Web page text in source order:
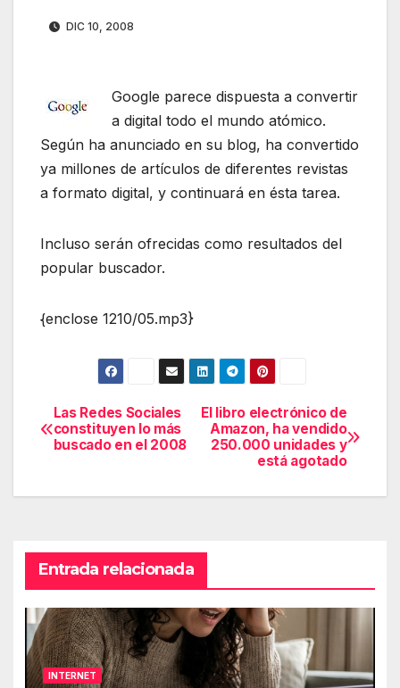
DIC 10, 2008
Google parece dispuesta a convertir
a digital todo el mundo atómico.
Según ha anunciado en su blog, ha convertido
ya millones de artículos de diferentes revistas
a formato digital, y continuará en ésta tarea.
Incluso serán ofrecidas como resultados del
popular buscador.
{enclose 1210/05.mp3}
Navegación
de
entradas
El libro electrónico de
Amazon, ha vendido
250.000 unidades y
está agotado
Las Redes Sociales
constituyen lo más
buscado en el 2008
Entrada relacionada
INTERNET